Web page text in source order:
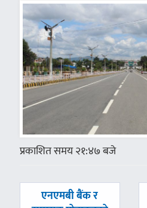
प्रकाशित समय २१:४७ बजे
पछिल्लाे
एनएमबी बैंक र